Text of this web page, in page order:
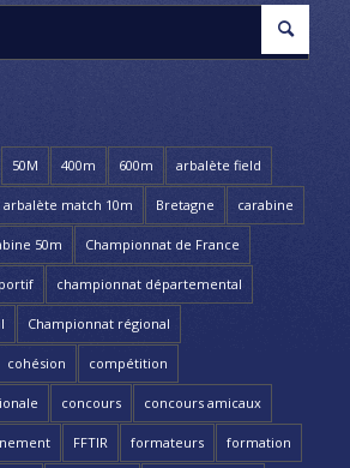
50M 400m 600m arbalète field
arbalète match 10m Bretagne carabine
50m Championnat de France
championnat départemental
Championnat régional
cohésion compétition
concours concours amicaux
FFTIR formateurs formation